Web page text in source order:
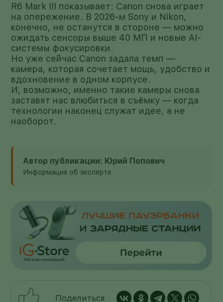
R6 Mark III показывает: Canon снова играет
на опережение. В 2026-м Sony и Nikon,
конечно, не останутся в стороне — можно
ожидать сенсоры выше 40 МП и новые AI-
системы фокусировки.
Но уже сейчас Canon задала темп —
камера, которая сочетает мощь, удобство и
вдохновение в одном корпусе.
И, возможно, именно такие камеры снова
заставят нас влюбиться в съёмку — когда
технологии наконец служат идее, а не
наоборот.
Автор публикации: Юрий Попович
Информация об эксперте
Поделиться